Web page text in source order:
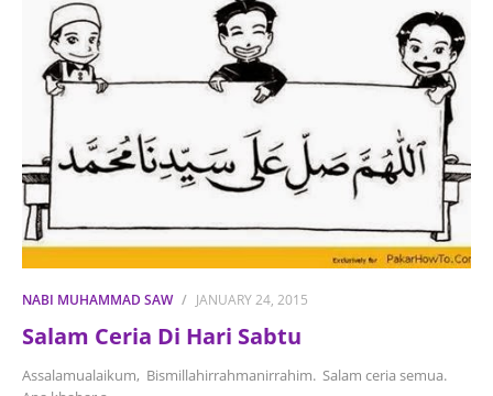
NABI MUHAMMAD SAW JANUARY 24, 2015
Salam Ceria Di Hari Sabtu
Assalamualaikum, Bismillahirrahmanirrahim. Salam ceria semua.